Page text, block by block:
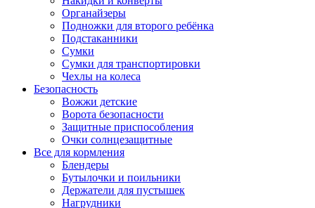
Органайзеры
Подножки для второго ребёнка
Подстаканники
Сумки
Сумки для транспортировки
Чехлы на колеса
Безопасность
Вожжи детские
Ворота безопасности
Защитные приспособления
Очки солнцезащитные
Все для кормления
Блендеры
Бутылочки и поильники
Держатели для пустышек
Нагрудники